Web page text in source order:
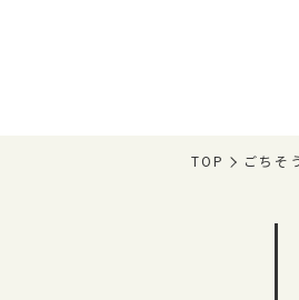
TOP ごちそ